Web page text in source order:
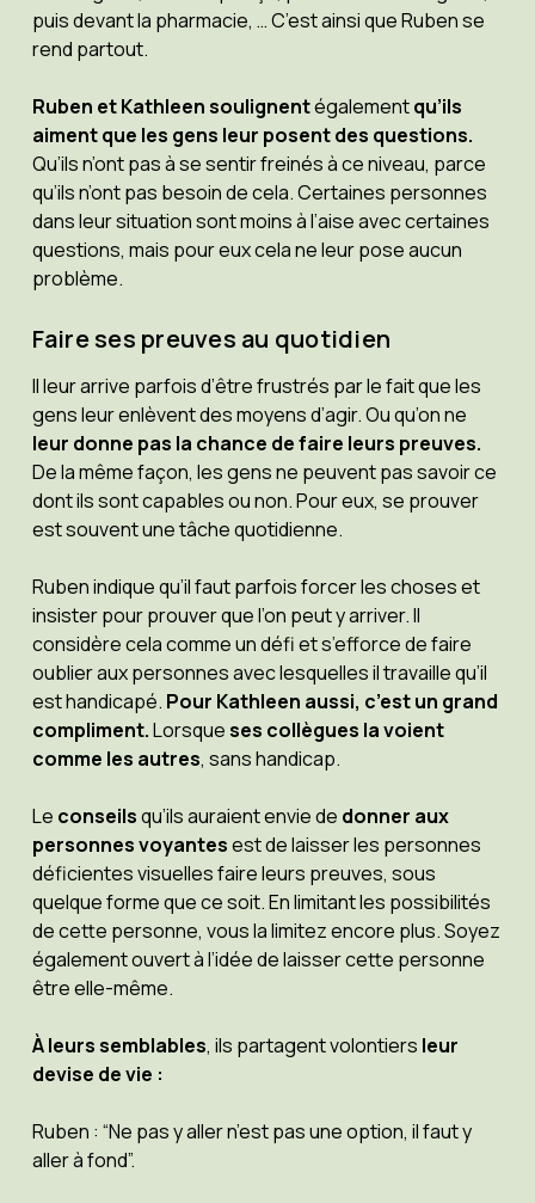
puis devant la pharmacie, … C’est ainsi que Ruben se
rend partout.
Ruben et Kathleen soulignentégalementqu’ils
aiment que les gens leur posent des questions.
Qu’ils n’ont pas à se sentir freinés à ce niveau, parce
qu’ils n’ont pas besoin de cela. Certaines personnes
dans leur situation sont moins à l’aise avec certaines
questions, mais pour eux cela ne leur pose aucun
problème.
Faire ses preuves au quotidien
Il leur arrive parfois d’être frustrés par le fait que les
gens leur enlèvent des moyens d’agir. Ou qu’on ne
leur donne pas la chance de faire leurs preuves.
De la même façon, les gens ne peuvent pas savoir ce
dont ils sont capables ou non. Pour eux, se prouver
est souvent une tâche quotidienne.
Ruben indique qu’il faut parfois forcer les choses et
insister pour prouver que l’on peut y arriver. Il
considère cela comme un défi et s’efforce de faire
oublier aux personnes avec lesquelles il travaille qu’il
est handicapé. Pour Kathleen aussi, c’est un grand
compliment.Lorsqueses collègues la voient
comme les autres, sans handicap.
Le conseilsqu’ils auraient envie de donner aux
personnes voyantesest de laisser les personnes
déficientes visuelles faire leurs preuves, sous
quelque forme que ce soit. En limitant les possibilités
de cette personne, vous la limitez encore plus. Soyez
également ouvert à l’idée de laisser cette personne
être elle-même.
À leurs semblables, ils partagent volontiers leur
devise de vie :
Ruben : “Ne pas y aller n’est pas une option, il faut y
aller à fond”.